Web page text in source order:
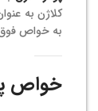
کلاژن به
به خواص
خواص